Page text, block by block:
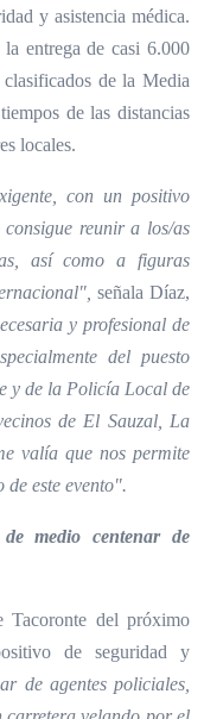
y asistencia médica.
entrega de casi 6.000
de la Media
de las distancias
locales.
con un positivo
reunir a los/as
así como a figuras
señala Díaz,
y profesional de
del puesto
y de la Policía Local de
de El Sauzal, La
valía que nos permite
este evento".
medio centenar de
Tacoronte del próximo
de seguridad y
de agentes policiales,